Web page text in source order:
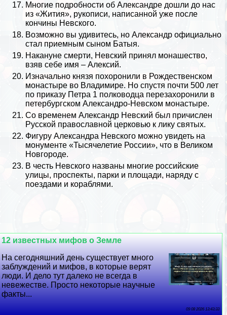
Многие подробности об Александре дошли до нас
из «Жития», рукописи, написанной уже после
кончины Невского.
Возможно вы удивитесь, но Александр официально
стал приемным сыном Батыя.
Накануне cмepти, Невский принял монашество,
взяв себе имя – Алексий.
Изначально князя похоронили в Рождественском
монастыре во Владимире. Но спустя почти 500 лет
по приказу Петра 1 полководца перезахоронили в
петербургском Александро-Невском монастыре.
Со временем Александр Невский был причислен
Русской православной церковью к лику святых.
Фигуру Александра Невского можно увидеть на
монументе «Тысячелетие России», что в Великом
Новгороде.
В честь Невского названы многие российские
улицы, проспекты, парки и площади, наряду с
поездами и кораблями.
12 известных мифов о Земле
На сегодняшний день существует много
заблуждений и мифов, в которые верят
люди. И дело тут далеко не всегда в
невежестве. Просто некоторые научные
факты...
09 08 2026 13:43:33